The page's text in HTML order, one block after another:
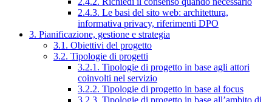
2.4.3. Le basi del sito web: architettura,
informativa privacy, riferimenti DPO
3. Pianificazione, gestione e strategia
3.1. Obiettivi del progetto
3.2. Tipologie di progetti
3.2.1. Tipologie di progetto in base agli attori
coinvolti nel servizio
3.2.2. Tipologie di progetto in base al focus
3.2.3. Tipologie di progetto in base all’ambito di